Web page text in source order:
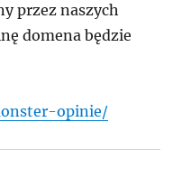
przez naszych
domena będzie
opinie/